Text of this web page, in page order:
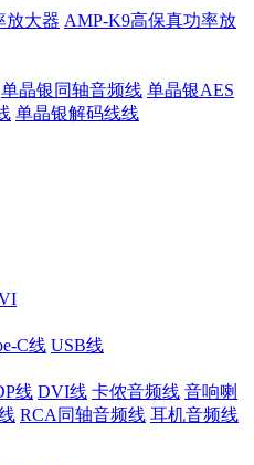
放大器 AMP-K9高保真功率放
单晶银同轴音频线 单晶银AES
单晶银解码线线
C线 USB线
线 DVI线 卡侬音频线 音响喇
RCA同轴音频线 耳机音频线